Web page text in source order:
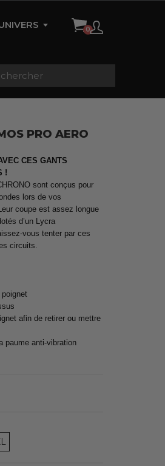
&
Enfants
&
Longues
PRO AERO
CES GANTS
!
sont conçus pour
lors de vos
coupe est assez longue
d’un Lycra
vous tenter par ces
circuits.
afin de retirer ou mettre
paume anti-vibration